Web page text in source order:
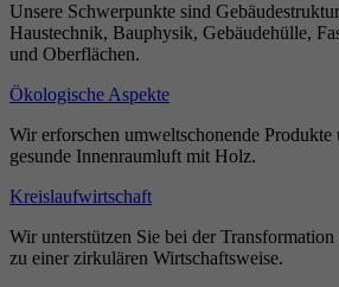
Unsere Schwerpunkte sind
Haustechnik, Bauphysik, Gebäudehülle,
und Oberflächen.
Ökologische Aspekte
Wir erforschen umweltschonende Produkte
gesunde Innenraumluft mit Holz.
Kreislaufwirtschaft
Wir unterstützen Sie bei der
zu einer zirkulären Wirtschaftsweise.